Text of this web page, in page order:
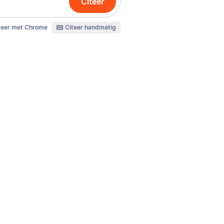
met Chrome Citeer handmatig